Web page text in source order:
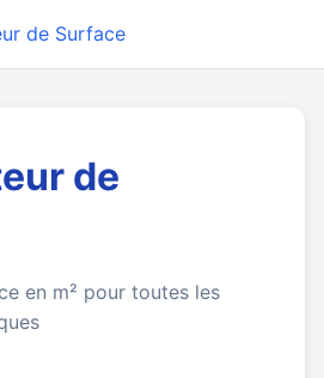
de Surface
de
en m² pour toutes les